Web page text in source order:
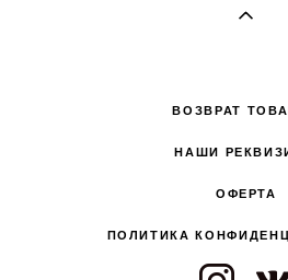
ВОЗВРАТ
НАШИ
ОФЕРТА
ПОЛИТИКА